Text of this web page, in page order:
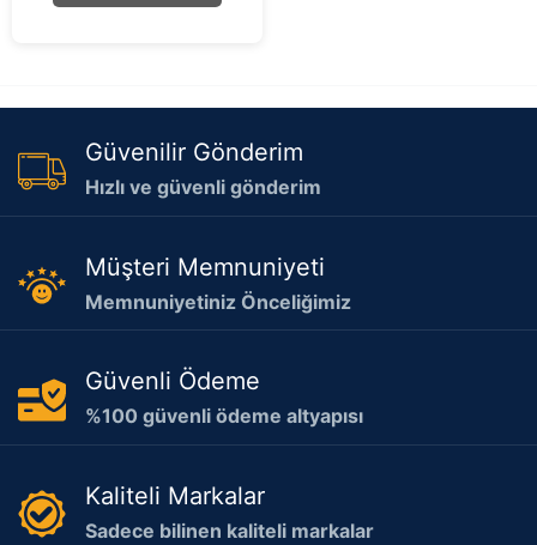
Güvenilir Gönderim
Hızlı ve güvenli gönderim
Müşteri Memnuniyeti
Memnuniyetiniz Önceliğimiz
Güvenli Ödeme
%100 güvenli ödeme altyapısı
Kaliteli Markalar
Sadece bilinen kaliteli markalar